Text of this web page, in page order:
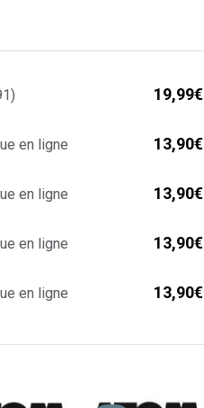
19,99€
en ligne 13,90€
en ligne 13,90€
en ligne 13,90€
en ligne 13,90€